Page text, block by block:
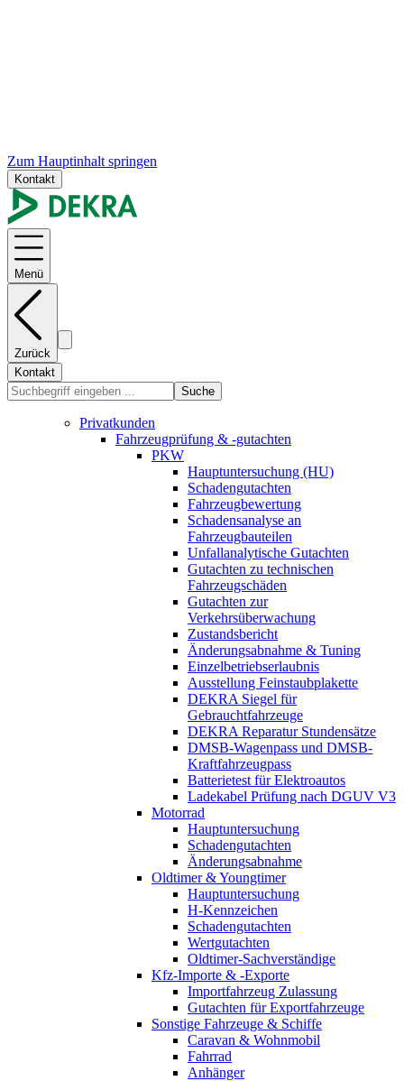
Zum Hauptinhalt springen
Kontakt
Menü
Zurück
Kontakt
Suche
Privatkunden
Fahrzeugprüfung & -gutachten
PKW
Hauptuntersuchung (HU)
Schadengutachten
Fahrzeugbewertung
Schadensanalyse an
Fahrzeugbauteilen
Unfallanalytische Gutachten
Gutachten zu technischen
Fahrzeugschäden
Gutachten zur
Verkehrsüberwachung
Zustandsbericht
Änderungsabnahme & Tuning
Einzelbetriebserlaubnis
Ausstellung Feinstaubplakette
DEKRA Siegel für
Gebrauchtfahrzeuge
DEKRA Reparatur Stundensätze
DMSB-Wagenpass und DMSB-
Kraftfahrzeugpass
Batterietest für Elektroautos
Ladekabel Prüfung nach DGUV V3
Motorrad
Hauptuntersuchung
Schadengutachten
Änderungsabnahme
Oldtimer & Youngtimer
Hauptuntersuchung
H-Kennzeichen
Schadengutachten
Wertgutachten
Oldtimer-Sachverständige
Kfz-Importe & -Exporte
Importfahrzeug Zulassung
Gutachten für Exportfahrzeuge
Sonstige Fahrzeuge & Schiffe
Caravan & Wohnmobil
Fahrrad
Anhänger